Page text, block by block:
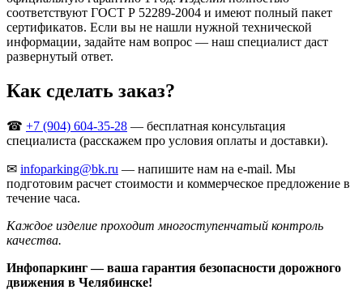
соответствуют ГОСТ Р 52289-2004 и имеют полный пакет
сертификатов. Если вы не нашли нужной технической
информации, задайте нам вопрос — наш специалист даст
развернутый ответ.
Как сделать заказ?
☎ +7 (904) 604-35-28 — бесплатная консультация
специалиста (расскажем про условия оплаты и доставки).
✉ infoparking@bk.ru — напишите нам на e-mail. Мы
подготовим расчет стоимости и коммерческое предложение в
течение часа.
Каждое изделие проходит многоступенчатый контроль
качества.
Инфопаркинг — ваша гарантия безопасности дорожного
движения в Челябинске!